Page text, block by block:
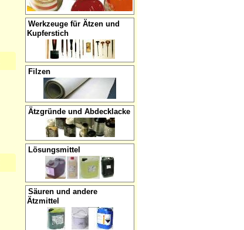
Werkzeuge für Ätzen und
Kupferstich
Filzen
Ätzgründe und Abdecklacke
Lösungsmittel
Säuren und andere
Ätzmittel